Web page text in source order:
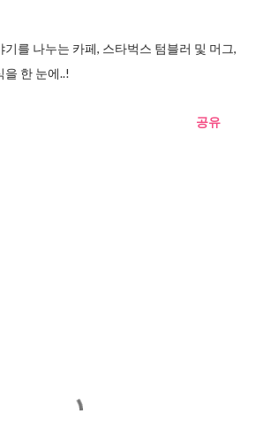
를 나누는 카페, 스타벅스 텀블러 및 머그,
한 눈에..!
공유